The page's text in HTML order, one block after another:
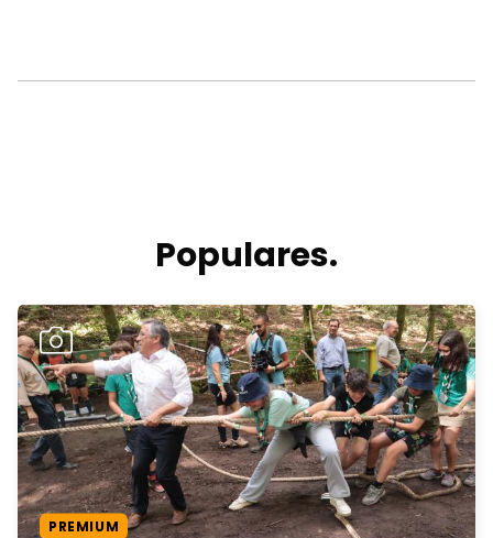
Populares.
PREMIUM